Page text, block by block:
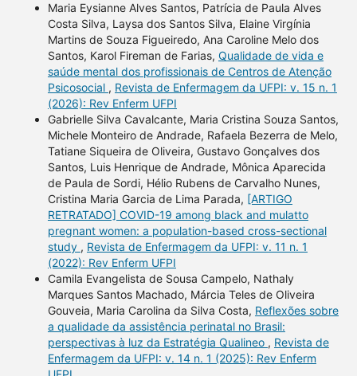
Maria Eysianne Alves Santos, Patrícia de Paula Alves
Costa Silva, Laysa dos Santos Silva, Elaine Virgínia
Martins de Souza Figueiredo, Ana Caroline Melo dos
Santos, Karol Fireman de Farias, Qualidade de vida e
saúde mental dos profissionais de Centros de Atenção
Psicosocial , Revista de Enfermagem da UFPI: v. 15 n. 1
(2026): Rev Enferm UFPI
Gabrielle Silva Cavalcante, Maria Cristina Souza Santos,
Michele Monteiro de Andrade, Rafaela Bezerra de Melo,
Tatiane Siqueira de Oliveira, Gustavo Gonçalves dos
Santos, Luis Henrique de Andrade, Mônica Aparecida
de Paula de Sordi, Hélio Rubens de Carvalho Nunes,
Cristina Maria Garcia de Lima Parada, [ARTIGO
RETRATADO] COVID-19 among black and mulatto
pregnant women: a population-based cross-sectional
study , Revista de Enfermagem da UFPI: v. 11 n. 1
(2022): Rev Enferm UFPI
Camila Evangelista de Sousa Campelo, Nathaly
Marques Santos Machado, Márcia Teles de Oliveira
Gouveia, Maria Carolina da Silva Costa, Reflexões sobre
a qualidade da assistência perinatal no Brasil:
perspectivas à luz da Estratégia Qualineo , Revista de
Enfermagem da UFPI: v. 14 n. 1 (2025): Rev Enferm